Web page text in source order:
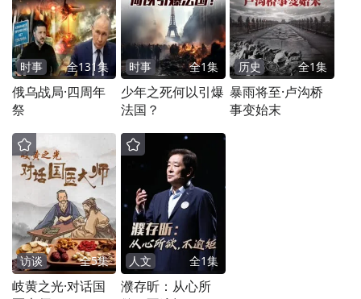
时事 全131集
俄乌战局·四周年
祭
时事 全1集
少年之死何以引爆
法国？
历史 全1集
暴雨将至·卢沟桥
事变始末
访谈 全5集
岐黄之光·对话国
人文 全1集
濮存昕：从心所